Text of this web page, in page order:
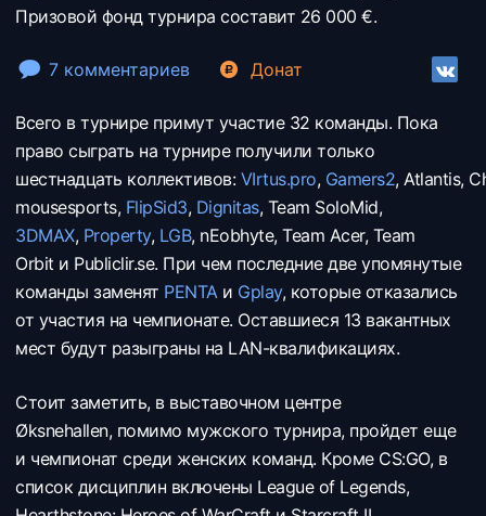
Призовой фонд турнира составит 26 000 €.
7 комментариев Донат
Всего в турнире примут участие 32 команды. Пока
право сыграть на турнире получили только
шестнадцать коллективов: VIrtus.pro, Gamers2, Atlantis,
mousesports, FlipSid3, Dignitas, Team SoloMid,
3DMAX, Property, LGB, nEobhyte, Team Acer, Team
Orbit и Publiclir.se. При чем последние две упомянутые
команды заменят PENTAи Gplay, которые отказались
от участия на чемпионате. Оставшиеся 13 вакантных
мест будут разыграны на LAN-квалификациях.
Стоит заметить, в выставочном центре
Øksnehallen, помимо мужского турнира, пройдет еще
и чемпионат среди женских команд. Кроме CS:GO, в
список дисциплин включены League of Legends,